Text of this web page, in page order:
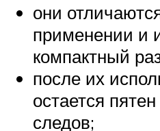
они
применении и
компактный
после их
остается
следов;